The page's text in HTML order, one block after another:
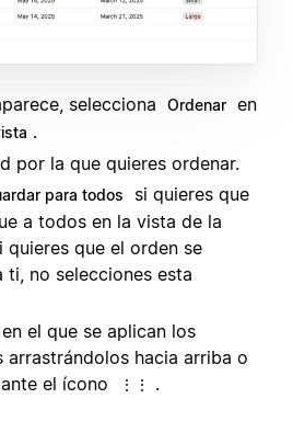
selecciona Ordenar en
.
por la que quieres ordenar.
para todos
si quieres que
a todos en la vista de la
quieres que el orden se
ti, no selecciones esta
el que se aplican los
arrastrándolos hacia arriba o
el ícono
⋮⋮ .